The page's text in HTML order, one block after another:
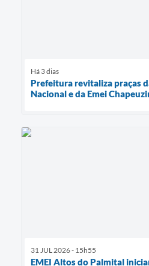
Há 3 dias
Prefeitura revitaliza praças
Nacional e da Emei
31 JUL 2026 - 15h55
EMEI Altos do Palmital